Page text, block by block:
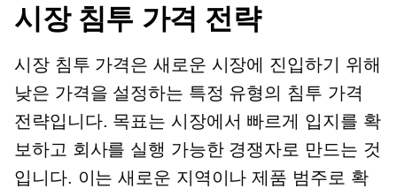
시장 침투 가격 전략
시장 침투 가격은 새로운 시장에 진입하기 위해
낮은 가격을 설정하는 특정 유형의 침투 가격
전략입니다. 목표는 시장에서 빠르게 입지를 확
보하고 회사를 실행 가능한 경쟁자로 만드는 것
입니다. 이는 새로운 지역이나 제품 범주로 확